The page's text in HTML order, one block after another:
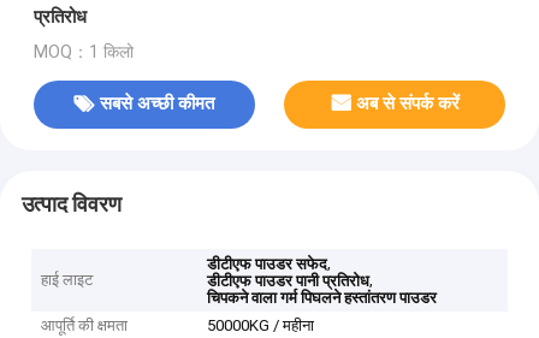
प्रतिरोध
MOQ：1 किलो
सबसे अच्छी कीमत अब से संपर्क करें
उत्पाद विवरण
हाई लाइट
डीटीएफ पाउडर सफेद,
डीटीएफ पाउडर पानी प्रतिरोध,
चिपकने वाला गर्म पिघलने हस्तांतरण पाउडर
आपूर्ति की क्षमता
50000KG / महीना